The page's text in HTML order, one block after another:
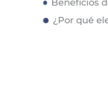
¿Por qué